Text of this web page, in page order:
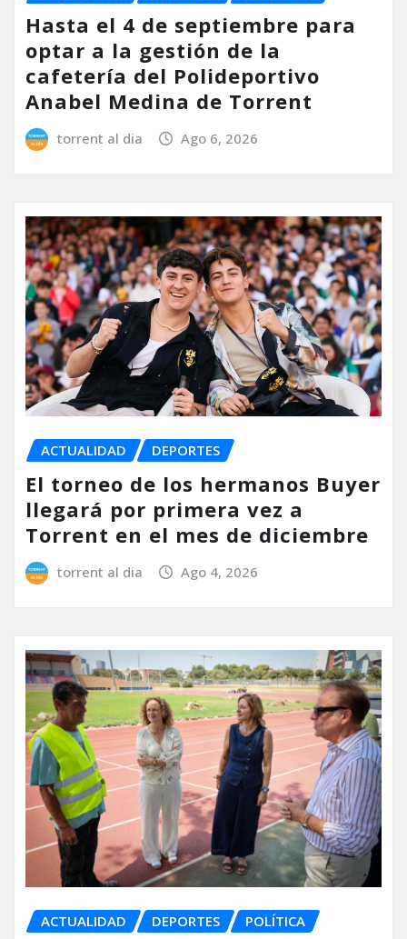
Hasta el 4 de septiembre para
optar a la gestión de la
cafetería del Polideportivo
Anabel Medina de Torrent
torrent al dia Ago 6, 2026
ACTUALIDAD DEPORTES
El torneo de los hermanos Buyer
llegará por primera vez a
Torrent en el mes de diciembre
torrent al dia Ago 4, 2026
ACTUALIDAD DEPORTES POLÍTICA